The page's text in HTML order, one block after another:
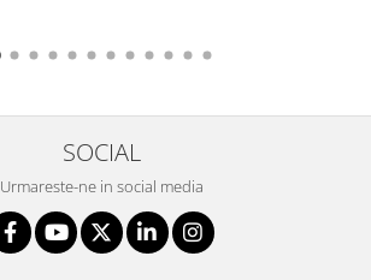
SOCIAL
Urmareste-ne in social media